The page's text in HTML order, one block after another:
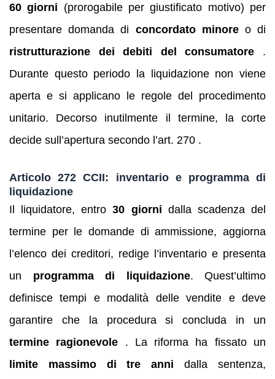
60 giorni (prorogabile per giustificato motivo) per
presentare domanda di concordato minoreo di
ristrutturazione dei debiti del consumatore .
Durante questo periodo la liquidazione non viene
aperta e si applicano le regole del procedimento
unitario. Decorso inutilmente il termine, la corte
decide sull’apertura secondo l’art. 270 .
Articolo 272 CCII: inventario e programma di
liquidazione
Il liquidatore, entro30 giorni dalla scadenza del
termine per le domande di ammissione, aggiorna
l’elenco dei creditori, redige l’inventario e presenta
un programma di liquidazione. Quest’ultimo
definisce tempi e modalità delle vendite e deve
garantire che la procedura si concluda in un
termine ragionevole . La riforma ha fissato un
limite massimo di tre anni dalla sentenza,